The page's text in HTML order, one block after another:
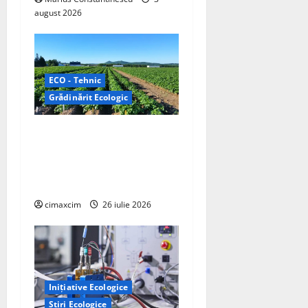
august 2026
ECO - Tehnic
Grădinărit Ecologic
cimaxcim 26 iulie 2026
Inițiative Ecologice
Știri Ecologice